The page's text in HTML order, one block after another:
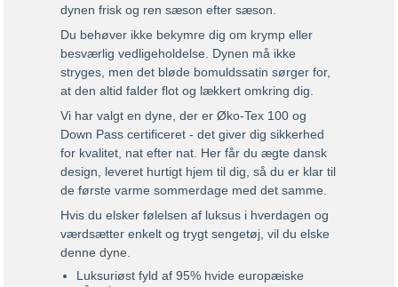
dynen frisk og ren sæson efter sæson.
Du behøver ikke bekymre dig om krymp eller
besværlig vedligeholdelse. Dynen må ikke
stryges, men det bløde bomuldssatin sørger for,
at den altid falder flot og lækkert omkring dig.
Vi har valgt en dyne, der er Øko-Tex 100 og
Down Pass certificeret - det giver dig sikkerhed
for kvalitet, nat efter nat. Her får du ægte dansk
design, leveret hurtigt hjem til dig, så du er klar til
de første varme sommerdage med det samme.
Hvis du elsker følelsen af luksus i hverdagen og
værdsætter enkelt og trygt sengetøj, vil du elske
dennedyne
Luksuriøst fyld af 95% hvide europæiske